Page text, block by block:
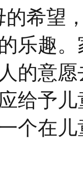
的希望
乐趣
的意
给予
个在